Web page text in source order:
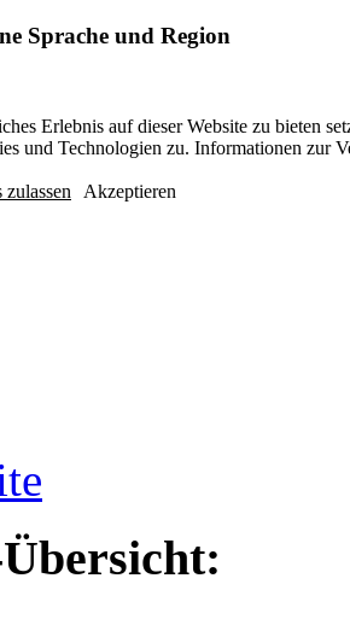
Sprache und Region
Erlebnis auf dieser Website zu bieten
und Technologien zu. Informationen zur
zulassen Akzeptieren